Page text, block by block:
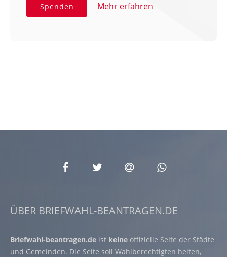
Spenden Mehr erfahren
ÜBER BRIEFWAHL-BEANTRAGEN.DE
Briefwahl-beantragen.de ist keine offizielle Seite der Städte
und Gemeinden. Die Seite soll Wahlberechtigten helfen,